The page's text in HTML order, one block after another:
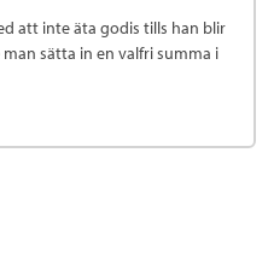
att inte äta godis tills han blir
sätta in en valfri summa i